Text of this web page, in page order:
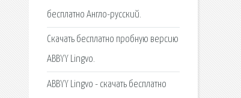
бесплатно Англо-русский.
Скачать бесплатно пробную версию
ABBYY Lingvo.
ABBYY Lingvo - скачать бесплатно